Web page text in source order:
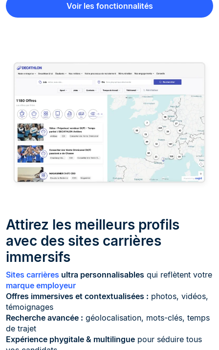
Voir les fonctionnalités
Attirez les meilleurs profils
avec des sites carrières
immersifs
Sites carrières ultra personnalisables qui reflètent votre
marque employeur
Offres immersives et contextualisées : photos, vidéos,
témoignages
Recherche avancée : géolocalisation, mots-clés, temps
de trajet
Expérience phygitale & multilingue pour séduire tous